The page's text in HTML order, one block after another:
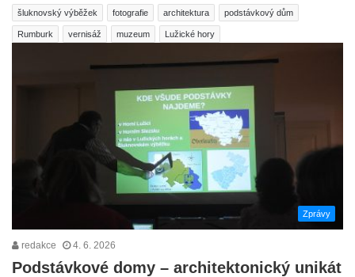
šluknovský výběžek fotografie architektura podstávkový dům
Rumburk vernisáž muzeum Lužické hory
Zprávy
redakce 4. 6. 2026
Podstávkové domy – architektonický unikát